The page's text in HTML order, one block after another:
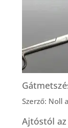
Szerző: Noll
Ajtóstól